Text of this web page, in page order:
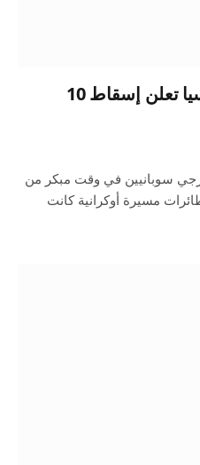
قبل وصولها موسكو.. روسيا تعلن إسقاط 10
سوبانيين في وقت مبكر من
مسيرة أوكرانية كانت